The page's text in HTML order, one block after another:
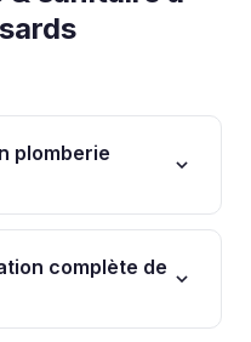
plomberie
aussi plombier
chauffe-eau
intervenons.
complète de